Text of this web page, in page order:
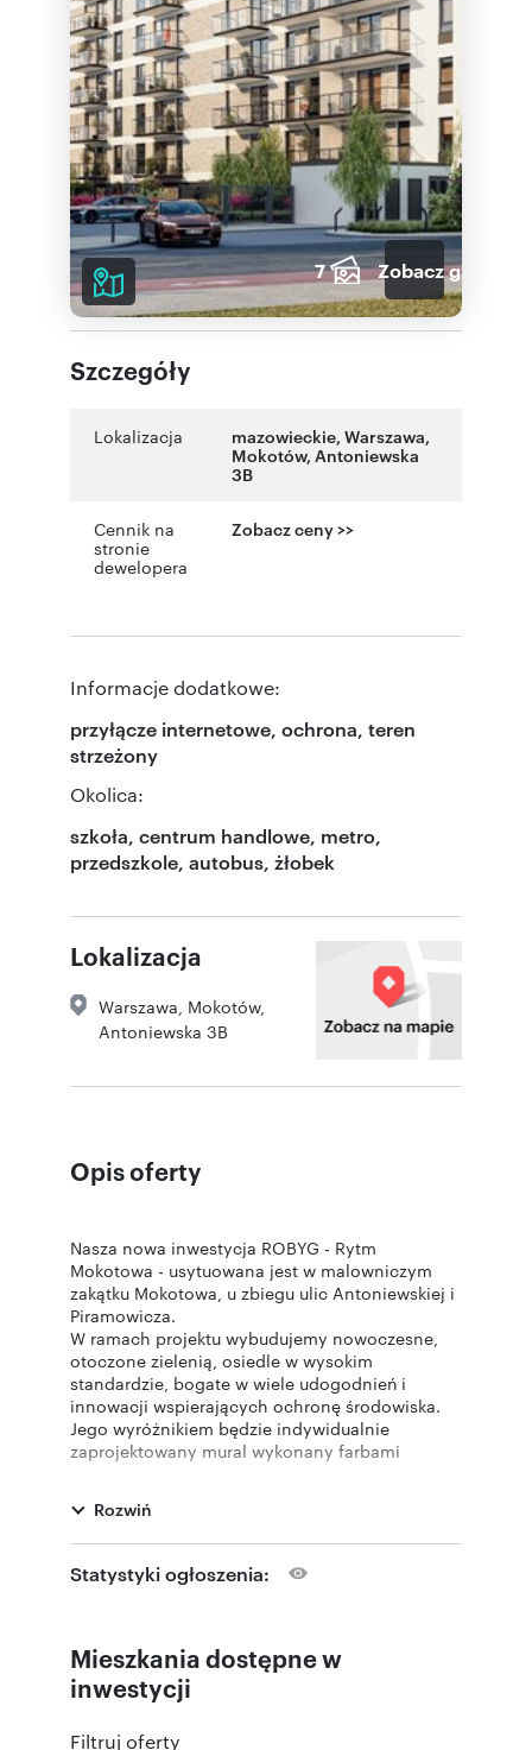
7 Zobacz galerię
Szczegóły
Lokalizacja mazowieckie, Warszawa,
Mokotów, Antoniewska
3B
Cennik na
stronie
dewelopera
Zobacz ceny >>
Informacje dodatkowe:
przyłącze internetowe, ochrona, teren
strzeżony
Okolica:
szkoła, centrum handlowe, metro,
przedszkole, autobus, żłobek
Lokalizacja
Warszawa, Mokotów,
Antoniewska 3B
Opis oferty
Nasza nowa inwestycja ROBYG - Rytm
Mokotowa - usytuowana jest w malowniczym
zakątku Mokotowa, u zbiegu ulic Antoniewskiej i
Piramowicza.
W ramach projektu wybudujemy nowoczesne,
otoczone zielenią, osiedle w wysokim
standardzie, bogate w wiele udogodnień i
innowacji wspierających ochronę środowiska.
Jego wyróżnikiem będzie indywidualnie
zaprojektowany mural wykonany farbami
samochodów elektrycznych i stojaków na
rowery.
Do dyspozycji mieszkańców oddamy również
strefę fitness z sauną i pokojem jogi, place
Zapraszamy Państwa do zapoznania się z naszą
nową inwestycją i zachęcamy do zakupu
mieszkania.
Terminy oddania:
Rozwiń
Statystyki ogłoszenia:
Mieszkania dostępne w
inwestycji
Filtruj oferty